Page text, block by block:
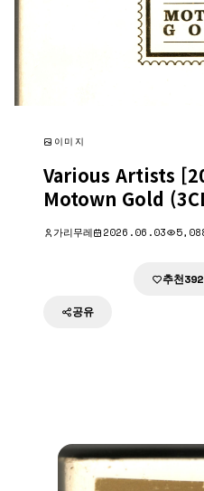
이미지
Various Artists
Motown Gold
가리무레 2026.06.03
추천392
공유